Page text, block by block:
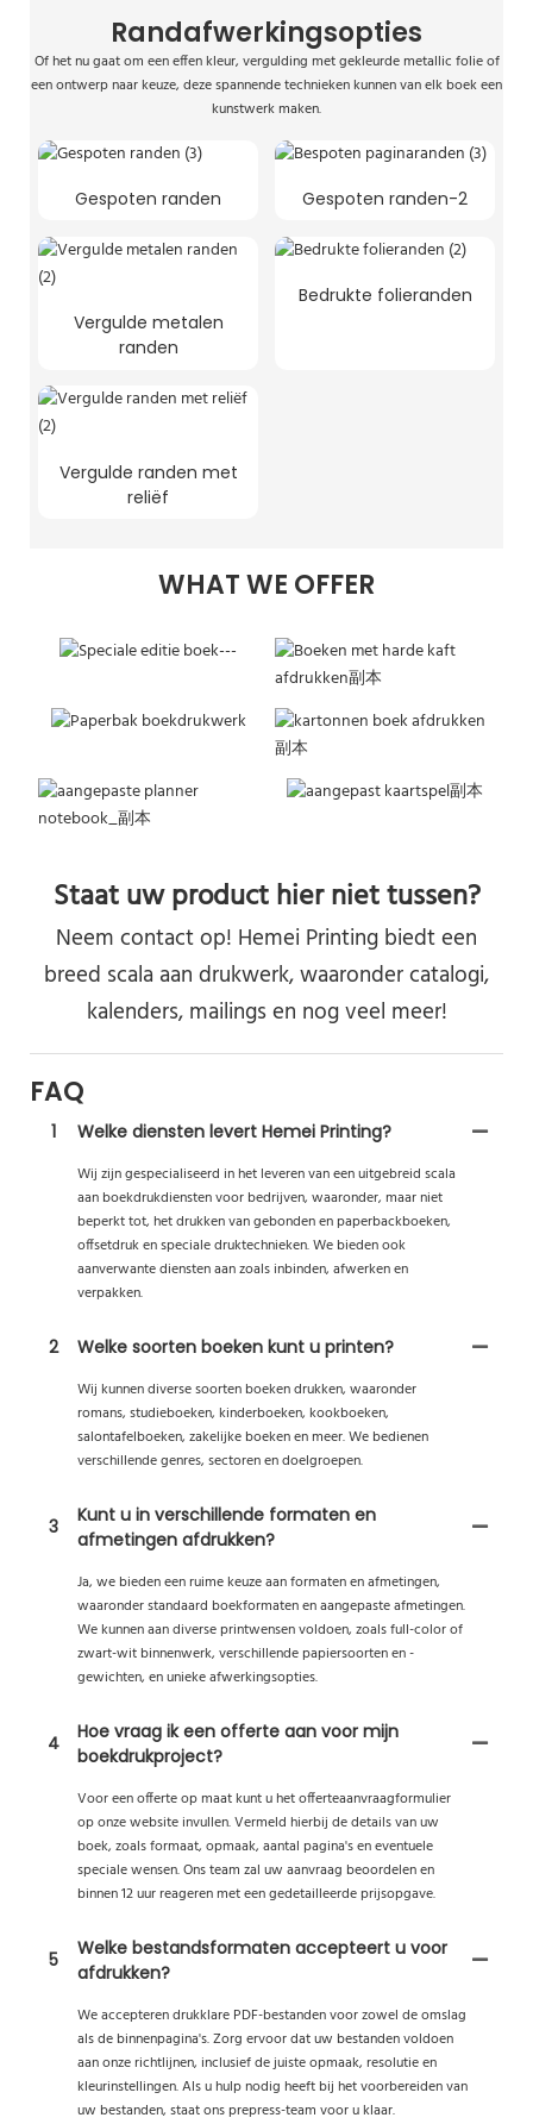
Randafwerkingsopties
Of het nu gaat om een ​​effen kleur, vergulding met gekleurde metallic folie of
een ontwerp naar keuze, deze spannende technieken kunnen van elk boek een
kunstwerk maken.
Gespoten randen Gespoten randen-2
Vergulde metalen
randen
Bedrukte folieranden
Vergulde randen met
reliëf
WHAT WE OFFER
Staat uw product hier niet tussen?
Neem contact op! Hemei Printing biedt een
breed scala aan drukwerk, waaronder catalogi,
kalenders, mailings en nog veel meer!
FAQ
1
Welke diensten levert Hemei Printing?
Wij zijn gespecialiseerd in het leveren van een uitgebreid scala
aan boekdrukdiensten voor bedrijven, waaronder, maar niet
beperkt tot, het drukken van gebonden en paperbackboeken,
offsetdruk en speciale druktechnieken. We bieden ook
aanverwante diensten aan zoals inbinden, afwerken en
verpakken.
2
Welke soorten boeken kunt u printen?
Wij kunnen diverse soorten boeken drukken, waaronder
romans, studieboeken, kinderboeken, kookboeken,
salontafelboeken, zakelijke boeken en meer. We bedienen
verschillende genres, sectoren en doelgroepen.
3
Kunt u in verschillende formaten en
afmetingen afdrukken?
Ja, we bieden een ruime keuze aan formaten en afmetingen,
waaronder standaard boekformaten en aangepaste afmetingen.
We kunnen aan diverse printwensen voldoen, zoals full-color of
zwart-wit binnenwerk, verschillende papiersoorten en -
gewichten, en unieke afwerkingsopties.
4
Hoe vraag ik een offerte aan voor mijn
boekdrukproject?
Voor een offerte op maat kunt u het offerteaanvraagformulier
op onze website invullen. Vermeld hierbij de details van uw
boek, zoals formaat, opmaak, aantal pagina's en eventuele
speciale wensen. Ons team zal uw aanvraag beoordelen en
binnen 12 uur reageren met een gedetailleerde prijsopgave.
5
Welke bestandsformaten accepteert u voor
afdrukken?
We accepteren drukklare PDF-bestanden voor zowel de omslag
als de binnenpagina's. Zorg ervoor dat uw bestanden voldoen
aan onze richtlijnen, inclusief de juiste opmaak, resolutie en
kleurinstellingen. Als u hulp nodig heeft bij het voorbereiden van
uw bestanden, staat ons prepress-team voor u klaar.